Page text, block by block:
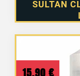
SULTAN
15,90 €